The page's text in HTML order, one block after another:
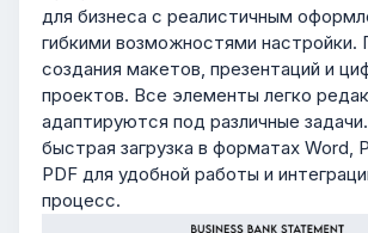
для бизнеса с реалистичным
гибкими возможностями настройки.
создания макетов, презентаций и
проектов. Все элементы легко
адаптируются под различные
быстрая загрузка в форматах Word,
PDF для удобной работы и
процесс.